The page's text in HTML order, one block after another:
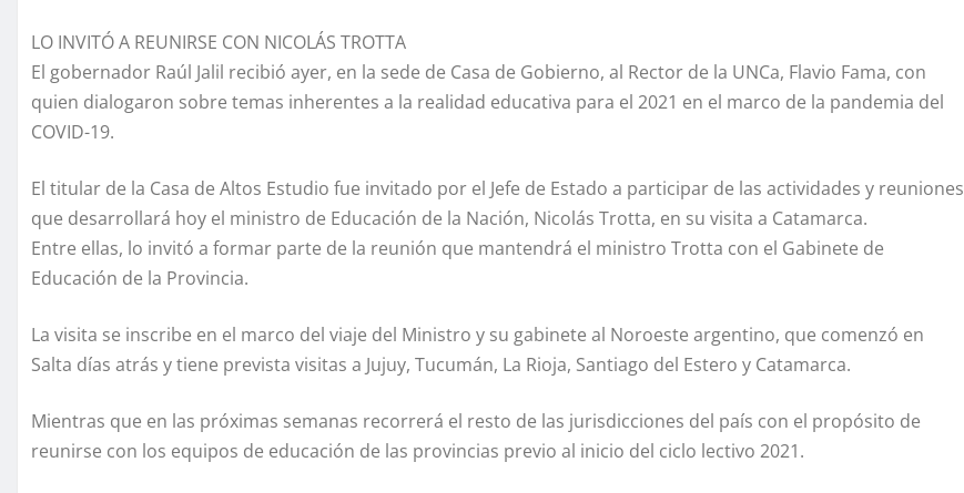
LO INVITÓ A REUNIRSE CON NICOLÁS TROTTA
El gobernador Raúl Jalil recibió ayer, en la sede de Casa de Gobierno, al Rector de la UNCa, Flavio Fama, con
quien dialogaron sobre temas inherentes a la realidad educativa para el 2021 en el marco de la pandemia del
COVID-19.
El titular de la Casa de Altos Estudio fue invitado por el Jefe de Estado a participar de las actividades y reuniones
que desarrollará hoy el ministro de Educación de la Nación, Nicolás Trotta, en su visita a Catamarca.
Entre ellas, lo invitó a formar parte de la reunión que mantendrá el ministro Trotta con el Gabinete de
Educación de la Provincia.
La visita se inscribe en el marco del viaje del Ministro y su gabinete al Noroeste argentino, que comenzó en
Salta días atrás y tiene prevista visitas a Jujuy, Tucumán, La Rioja, Santiago del Estero y Catamarca.
Mientras que en las próximas semanas recorrerá el resto de las jurisdicciones del país con el propósito de
reunirse con los equipos de educación de las provincias previo al inicio del ciclo lectivo 2021.